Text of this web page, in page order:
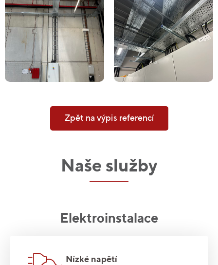
Zpět na výpis referencí
Naše služby
Elektroinstalace
Nízké napětí